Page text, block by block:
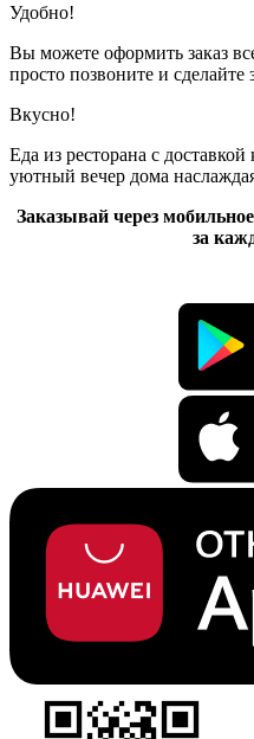
Удобно!
Вы можете оформить заказ
просто позвоните и сделайте
Вкусно!
Еда из ресторана с
уютный вечер дома
Заказывай через
за